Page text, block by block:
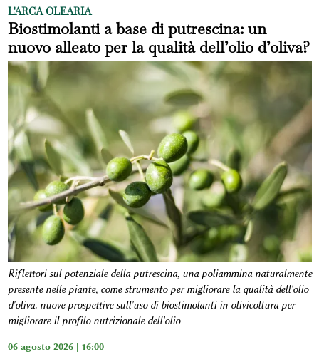
L'ARCA OLEARIA
Biostimolanti a base di putrescina: un
nuovo alleato per la qualità dell’olio d’oliva?
Riflettori sul potenziale della putrescina, una poliammina naturalmente
presente nelle piante, come strumento per migliorare la qualità dell'olio
d'oliva. nuove prospettive sull'uso di biostimolanti in olivicoltura per
migliorare il profilo nutrizionale dell'olio
06 agosto 2026 | 16:00